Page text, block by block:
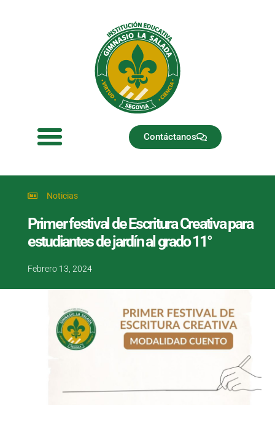
Contáctanos
Noticias
Primer festival de Escritura Creativa para
estudiantes de jardín al grado 11°
Febrero 13, 2024